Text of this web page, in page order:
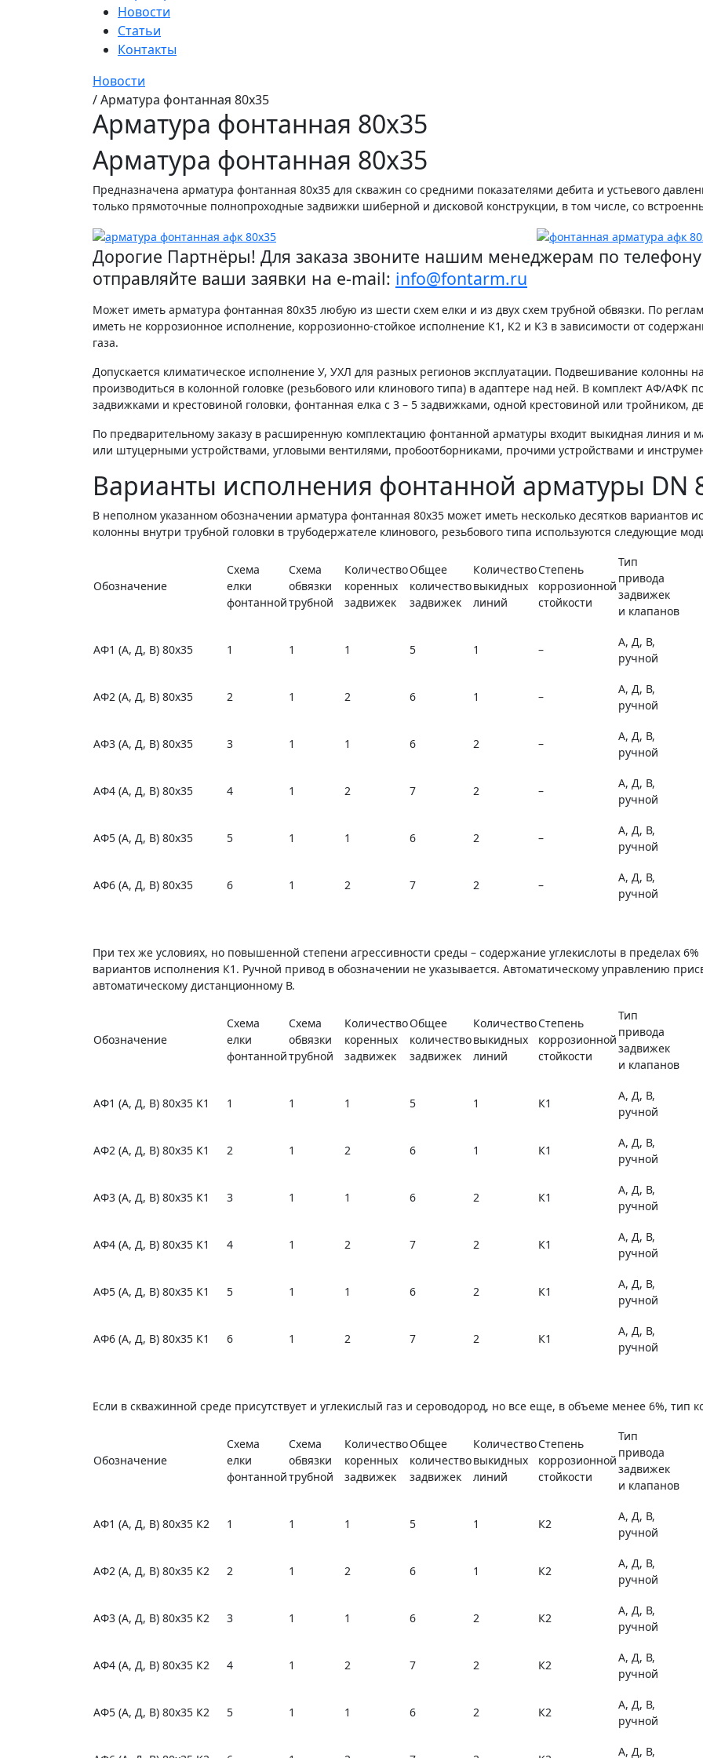
Новости
Статьи
Контакты
Новости
/Арматура фонтанная 80х35
Арматура фонтанная 80х35
Арматура фонтанная 80х35
Предназначена арматура фонтанная 80х35 для скважин со средними показателями дебита и устьевого
только прямоточные полнопроходные задвижки шиберной и дисковой конструкции, в том числе, со
Дорогие Партнёры! Для заказа звоните нашим менеджерам по телефону
отправляйте ваши заявки на e-mail: info@fontarm.ru
Может иметь арматура фонтанная 80х35 любую из шести схем елки и из двух схем трубной обвязки. По
иметь не коррозионное исполнение, коррозионно-стойкое исполнение К1, К2 и К3 в зависимости от
газа.
Допускается климатическое исполнение У, УХЛ для разных регионов эксплуатации. Подвешивание колонны
производиться в колонной головке (резьбового или клинового типа) в адаптере над ней. В комплект АФ/АФК
задвижками и крестовиной головки, фонтанная елка с 3 – 5 задвижками, одной крестовиной или тройником,
По предварительному заказу в расширенную комплектацию фонтанной арматуры входит выкидная линия и
или штуцерными устройствами, угловыми вентилями, пробоотборниками, прочими устройствами и
Варианты исполнения фонтанной арматуры DN
В неполном указанном обозначении арматура фонтанная 80х35 может иметь несколько десятков вариантов
колонны внутри трубной головки в трубодержателе клинового, резьбового типа используются следующие
Обозначение
Схема
елки
фонтанной
Схема
обвязки
трубной
Количество
коренных
задвижек
Общее
количество
задвижек
Количество
выкидных
линий
Степень
коррозионной
стойкости
Тип
привода
задвижек
и клапанов
АФ1 (А, Д, В) 80х35 1 1 1 5 1 –
А, Д, В,
ручной
АФ2 (А, Д, В) 80х35 2 1 2 6 1 –
А, Д, В,
ручной
АФ3 (А, Д, В) 80х35 3 1 1 6 2 –
А, Д, В,
ручной
АФ4 (А, Д, В) 80х35 4 1 2 7 2 –
А, Д, В,
ручной
АФ5 (А, Д, В) 80х35 5 1 1 6 2 –
А, Д, В,
ручной
АФ6 (А, Д, В) 80х35 6 1 2 7 2 –
А, Д, В,
ручной
При тех же условиях, но повышенной степени агрессивности среды – содержание углекислоты в пределах
вариантов исполнения К1. Ручной привод в обозначении не указывается. Автоматическому управлению
автоматическому дистанционному В.
Обозначение
Схема
елки
фонтанной
Схема
обвязки
трубной
Количество
коренных
задвижек
Общее
количество
задвижек
Количество
выкидных
линий
Степень
коррозионной
стойкости
Тип
привода
задвижек
и клапанов
АФ1 (А, Д, В) 80х35 К1 1 1 1 5 1 К1
А, Д, В,
ручной
АФ2 (А, Д, В) 80х35 К1 2 1 2 6 1 К1
А, Д, В,
ручной
АФ3 (А, Д, В) 80х35 К1 3 1 1 6 2 К1
А, Д, В,
ручной
АФ4 (А, Д, В) 80х35 К1 4 1 2 7 2 К1
А, Д, В,
ручной
АФ5 (А, Д, В) 80х35 К1 5 1 1 6 2 К1
А, Д, В,
ручной
АФ6 (А, Д, В) 80х35 К1 6 1 2 7 2 К1
А, Д, В,
ручной
Если в скважинной среде присутствует и углекислый газ и сероводород, но все еще, в объеме менее 6%, тип
Обозначение
Схема
елки
фонтанной
Схема
обвязки
трубной
Количество
коренных
задвижек
Общее
количество
задвижек
Количество
выкидных
линий
Степень
коррозионной
стойкости
Тип
привода
задвижек
и клапанов
АФ1 (А, Д, В) 80х35 К2 1 1 1 5 1 К2
А, Д, В,
ручной
АФ2 (А, Д, В) 80х35 К2 2 1 2 6 1 К2
А, Д, В,
ручной
АФ3 (А, Д, В) 80х35 К2 3 1 1 6 2 К2
А, Д, В,
ручной
АФ4 (А, Д, В) 80х35 К2 4 1 2 7 2 К2
А, Д, В,
ручной
АФ5 (А, Д, В) 80х35 К2 5 1 1 6 2 К2
А, Д, В,
ручной
А, Д, В,